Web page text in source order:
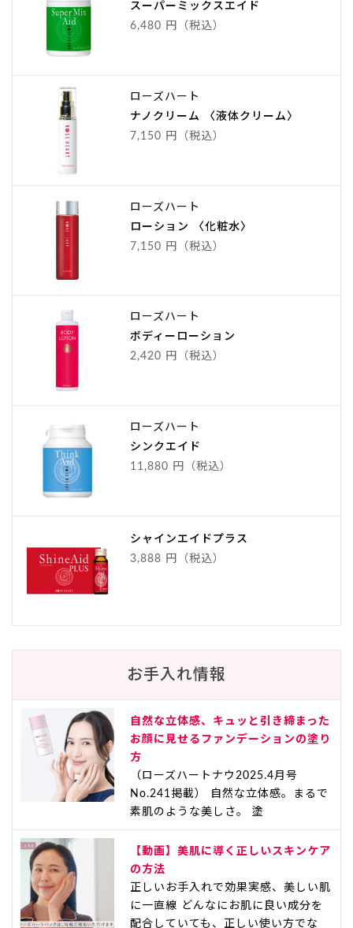
スーパーミックスエイド
6,480 円（税込）
ローズハート
ナノクリーム 〈液体クリーム〉
7,150 円（税込）
ローズハート
ローション 〈化粧水〉
7,150 円（税込）
ローズハート
ボディーローション
2,420 円（税込）
ローズハート
シンクエイド
11,880 円（税込）
シャインエイドプラス
3,888 円（税込）
お手入れ情報
自然な立体感、キュッと引き締まった
お顔に見せるファンデーションの塗り
方
（ローズハートナウ2025.4月号
No.241掲載） 自然な立体感。まるで
素肌のような美しさ。 塗
【動画】美肌に導く正しいスキンケア
の方法
正しいお手入れで効果実感、美しい肌
に一直線 どんなにお肌に良い成分を
配合していても、正しい使い方でな